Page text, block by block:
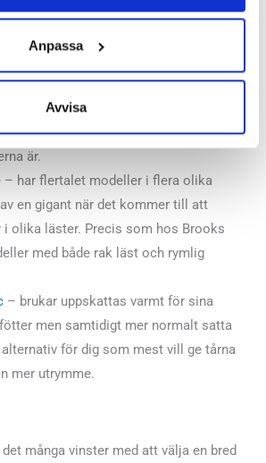
Anpassa
Avvisa
kan skilja åt mellan olika modeller
men kan variera en aning hur
upplevs. Från lite tightare till klart
Fråga oss gärna så förklarar vi hur de
är.
– har flertalet modeller i flera olika
en gigant när det kommer till att
olika läster. Precis som hos Brooks
med både rak läst och rymlig
– brukar uppskattas varmt för sina
men samtidigt mer normalt satta
alternativ för dig som mest vill ge tårna
mer utrymme.
många vinster med att välja en bred